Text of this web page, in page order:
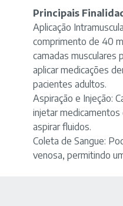
Principais
Aplicação
comprimento de 40
camadas musculares
aplicar medicações
pacientes adultos.
Aspiração e Injeção:
injetar
aspirar fluidos.
Coleta de Sangue:
venosa, permitindo